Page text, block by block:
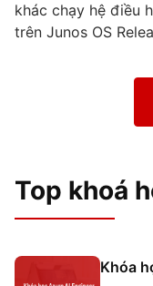
khác chạy hệ điều
trên Junos OS
Top khoá
Khóa